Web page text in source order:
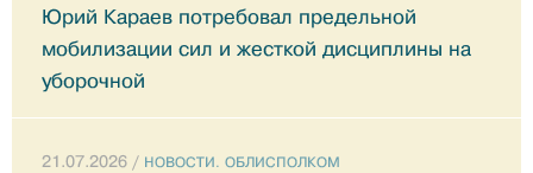
Юрий Караев потребовал предельной
мобилизации сил и жесткой дисциплины на
уборочной
21.07.2026 / НОВОСТИ. ОБЛИСПОЛКОМ